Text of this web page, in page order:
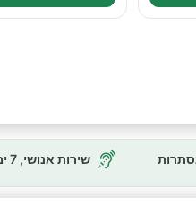
שירות אנושי, 7 ימים בשבוע